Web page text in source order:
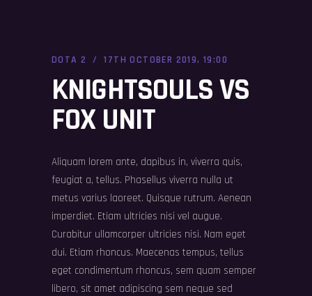
DOTA 2 17TH OCTOBER 2019, 19:00
KNIGHTSOULS VS
FOX UNIT
Aliquam lorem ante, dapibus in, viverra quis,
feugiat a, tellus. Phasellus viverra nulla ut
metus varius laoreet. Quisque rutrum. Aenean
imperdiet. Etiam ultricies nisi vel augue.
Curabitur ullamcorper ultricies nisi. Nam eget
dui. Etiam rhoncus. Maecenas tempus, tellus
eget condimentum rhoncus, sem quam semper
libero, sit amet adipiscing sem neque sed